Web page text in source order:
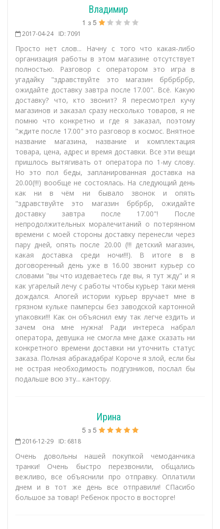
Владимир
1 з 5
2017-04-24 ID: 7091
Просто нет слов... Начну с того что какая-либо
организация работы в этом магазине отсутствует
полностью. Разговор с оператором это игра в
угадайку "здравствуйте это магазин брбрбрбр,
ожидайте доставку завтра после 17.00". Всё. Какую
доставку? что, кто звонит? Я пересмотрел кучу
магазинов и заказал сразу несколько товаров, я не
помню что конкретно и где я заказал, поэтому
"ждите после 17.00" это разговор в космос. Внятное
название магазина, название и комплектация
товара, цена, адрес и время доставки. Все эти вещи
пришлось вытягивать от оператора по 1-му слову.
Но это пол беды, запланированная доставка на
20.00(!!!) вообще не состоялась. На следующий день
как ни в чём ни бывало звонок и опять
"здравствуйте это магазин брбрбр, ожидайте
доставку завтра после 17.00"! После
непродолжительных моралечитаний о потерянном
времени с моей стороны доставку перенесли через
пару дней, опять после 20.00 (!!! детский магазин,
какая доставка среди ночи!!!). В итоге в в
договоренный день уже в 16.00 звонит курьер со
словами "вы что издеваетесь где вы, я тут жду" и я
как угарелый лечу с работы чтобы курьер таки меня
дождался. Апогей истории курьер вручает мне в
грязном кульке памперсы без заводской картонной
упаковки!!! Как он объяснил ему так легче ездить и
зачем она мне нужна! Ради интереса набрал
оператора, девушка не смогла мне даже сказать ни
конкретного времени доставки ни уточнить статус
заказа. Полная абракадабра! Короче я злой, если бы
не острая необходимость подгузников, послал бы
подальше всю эту... кантору.
Ирина
5 з 5
2016-12-29 ID: 6818
Очень довольны нашей покупкой чемоданчика
транки! Очень быстро перезвонили, общались
вежливо, все объяснили про отправку. Оплатили
днем и в тот же день все отправили! СПасибо
большое за товар! Ребенок просто в восторге!